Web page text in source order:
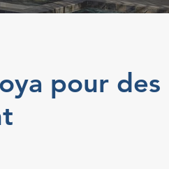
pour des